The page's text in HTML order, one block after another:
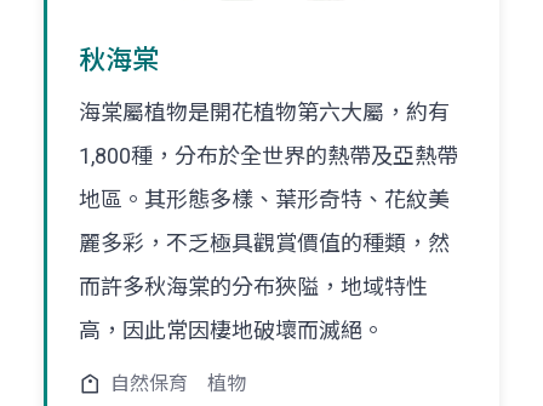
秋海棠
海棠屬植物是開花植物第六大屬，約有
1,800種，分布於全世界的熱帶及亞熱帶
地區。其形態多樣、葉形奇特、花紋美
麗多彩，不乏極具觀賞價值的種類，然
而許多秋海棠的分布狹隘，地域特性
高，因此常因棲地破壞而滅絕。
自然保育 植物